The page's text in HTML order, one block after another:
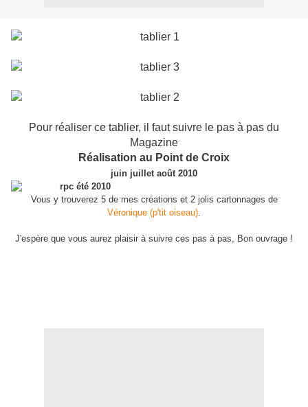
Pour réaliser ce tablier, il faut suivre le pas à pas du
Magazine
Réalisation au Point de Croix
juin juillet août 2010
Vous y trouverez 5 de mes créations et 2 jolis cartonnages de
Véronique (p'tit oiseau).
J'espère que vous aurez plaisir à suivre ces pas à pas, Bon ouvrage !